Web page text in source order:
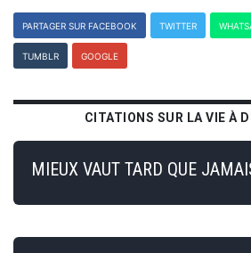
PARTAGER SUR FACEBOOK TWITTER
TUMBLR GOOGLE
CITATIONS SUR LA VIE À
MIEUX VAUT TARD QUE